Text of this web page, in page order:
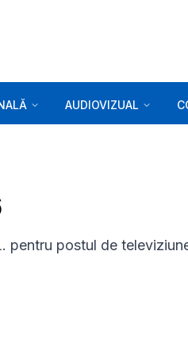
AUDIOVIZUAL
pentru postul de